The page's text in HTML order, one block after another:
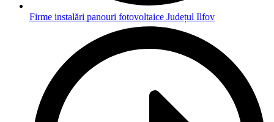
Firme instalări panouri fotovoltaice Județul Ilfov